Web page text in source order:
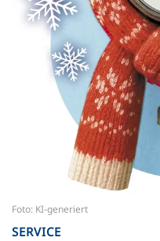
Foto: KI-generiert
SERVICE